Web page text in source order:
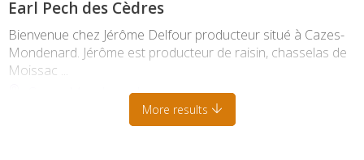
Earl Pech des Cèdres
Bienvenue chez Jérôme Delfour producteur situé à Cazes-
Mondenard. Jérôme est producteur de raisin, chasselas de
Moissac ...
Cazes-Mondenard
More results